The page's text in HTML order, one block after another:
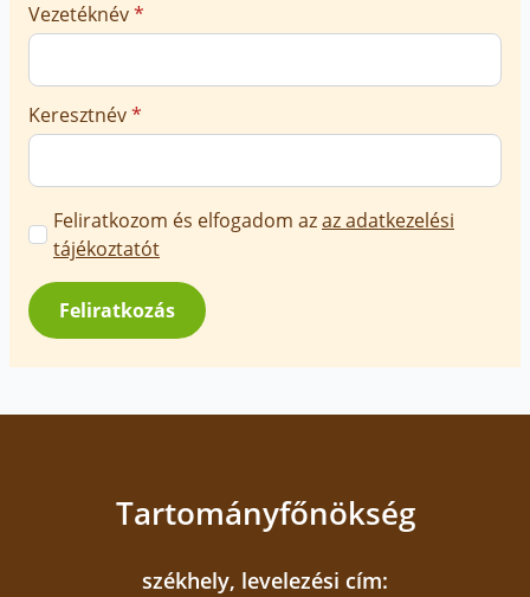
Vezetéknév*
Keresztnév*
Marketing
üzenetek
jóváhagyása
*
Feliratkozom és elfogadom azaz adatkezelési
tájékoztatót
Feliratkozás
Tartományfőnökség
székhely, levelezési cím: